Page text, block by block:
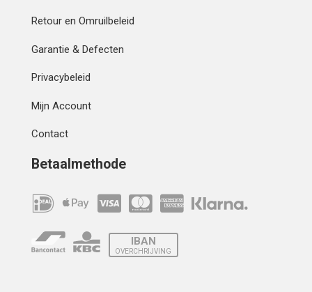
Retour en Omruilbeleid
Garantie & Defecten
Privacybeleid
Mijn Account
Contact
Betaalmethode
IBAN
OVERCHRIJVING